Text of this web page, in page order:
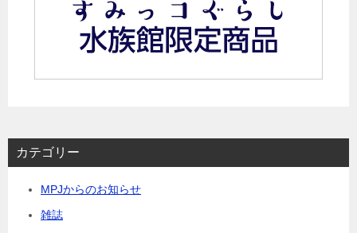
カテゴリー
MPJからのお知らせ
雑誌